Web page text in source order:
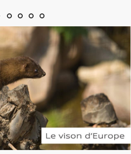
l'image 1
Afficher l'image 2
Afficher l'image 3
Afficher l'image 4
Afficher l'image 5
en utilisant les boutons de